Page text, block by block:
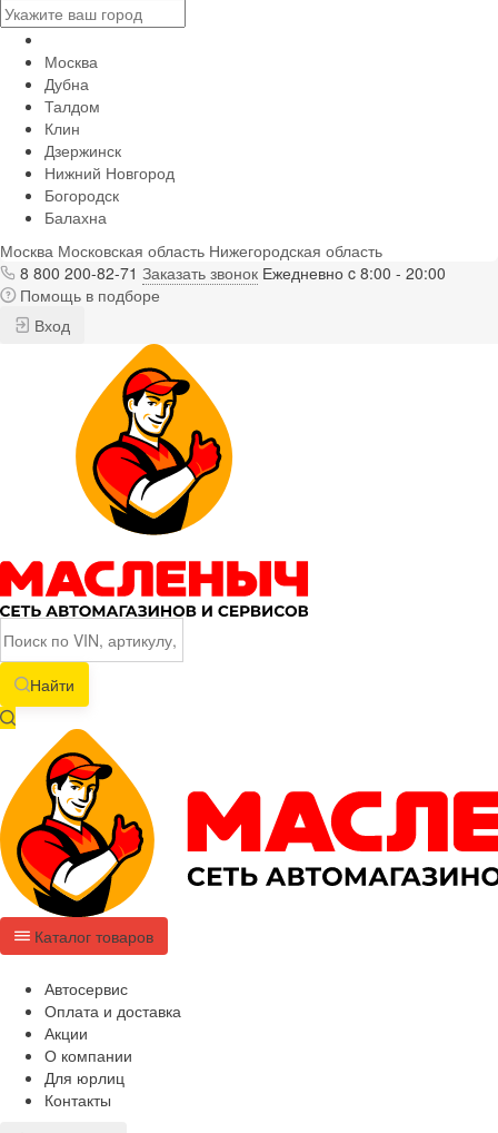
Москва
Дубна
Талдом
Клин
Дзержинск
Нижний Новгород
Богородск
Балахна
Москва Московская область Нижегородская область
8 800 200-82-71 Заказать звонок Ежедневно c 8:00 - 20:00
Помощь в подборе
Вход
Найти
Каталог товаров
Автосервис
Оплата и доставка
Акции
О компании
Для юрлиц
Контакты